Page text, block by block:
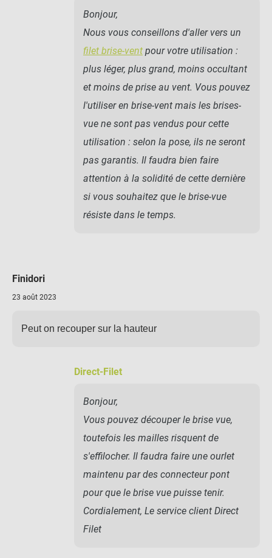
Bonjour,
Nous vous conseillons d'aller vers un
filet brise-vent pour votre utilisation :
plus léger, plus grand, moins occultant
et moins de prise au vent. Vous pouvez
l'utiliser en brise-vent mais les brises-
vue ne sont pas vendus pour cette
utilisation : selon la pose, ils ne seront
pas garantis. Il faudra bien faire
attention à la solidité de cette dernière
si vous souhaitez que le brise-vue
résiste dans le temps.
Finidori
23 août 2023
Peut on recouper sur la hauteur
Direct-Filet
Bonjour,
Vous pouvez découper le brise vue,
toutefois les mailles risquent de
s'effilocher. Il faudra faire une ourlet
maintenu par des connecteur pont
pour que le brise vue puisse tenir.
Cordialement, Le service client Direct
Filet